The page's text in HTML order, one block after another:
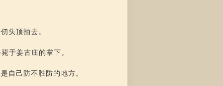
头顶拍去。
于姜古庄的掌下。
自己防不胜防的地方。